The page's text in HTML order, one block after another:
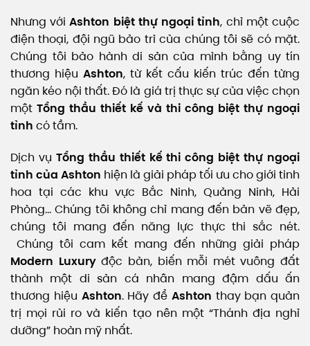
Nhưng vớiAshton biệt thự ngoại tỉnh, chỉ một cuộc
điện thoại, đội ngũ bảo trì của chúng tôi sẽ có mặt.
Chúng tôi bảo hành di sản của mình bằng uy tín
thương hiệu Ashton, từ kết cấu kiến trúc đến từng
ngăn kéo nội thất. Đó là giá trị thực sự của việc chọn
một Tổng thầu thiết kế và thi công biệt thự ngoại
tỉnh có tầm.
Dịch vụ Tổng thầu thiết kế thi công biệt thự ngoại
tỉnh của Ashton hiện là giải pháp tối ưu cho giới tinh
hoa tại các khu vực Bắc Ninh, Quảng Ninh, Hải
Phòng… Chúng tôi không chỉ mang đến bản vẽ đẹp,
chúng tôi mang đến năng lực thực thi sắc nét.
Chúng tôi cam kết mang đến những giải pháp
Modern Luxuryđộc bản, biến mỗi mét vuông đất
thành một di sản cá nhân mang đậm dấu ấn
thương hiệu Ashton. Hãy để Ashton thay bạn quản
trị mọi rủi ro và kiến tạo nên một “Thánh địa nghỉ
dưỡng” hoàn mỹ nhất.